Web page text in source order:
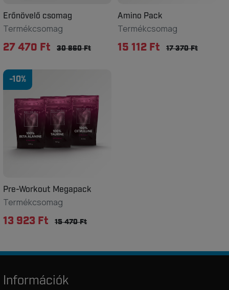
Erőnövelő csomag
Termékcsomag
27 470 Ft 30 860 Ft
Amino Pack
Termékcsomag
15 112 Ft 17 370 Ft
-10%
Pre-Workout Megapack
Termékcsomag
13 923 Ft 15 470 Ft
Információk